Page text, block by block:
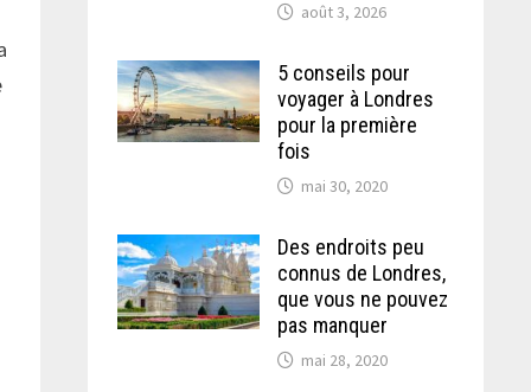
août 3, 2026
5 conseils pour
voyager à Londres
pour la première
fois
mai 30, 2020
Des endroits peu
connus de Londres,
que vous ne pouvez
pas manquer
mai 28, 2020